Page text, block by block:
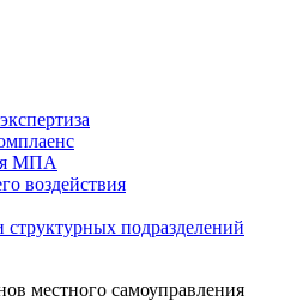
МПА
воздействия
подразделений
местного самоуправления